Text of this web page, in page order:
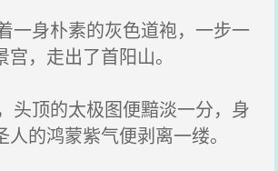
一身朴素的灰色道袍，一步一
，走出了首阳山。
头顶的太极图便黯淡一分，身
的鸿蒙紫气便剥离一缕。